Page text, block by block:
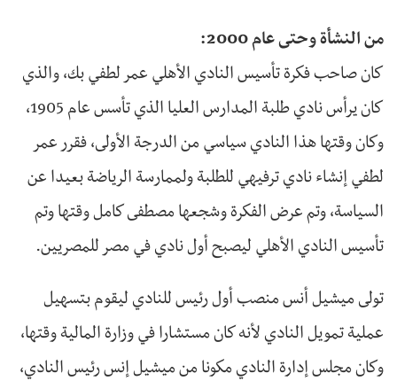
من النشأة وحتى عام 2000:
كان صاحب فكرة تأسيس النادي الأهلي عمر لطفي بك، والذي
كان يرأس نادي طلبة المدارس العليا الذي تأسس عام 1905،
وكان وقتها هذا النادي سياسي من الدرجة الأولى، فقرر عمر
لطفي إنشاء نادي ترفيهي للطلبة ولممارسة الرياضة بعيدا عن
السياسة، وتم عرض الفكرة وشجعها مصطفى كامل وقتها وتم
تأسيس النادي الأهلي ليصبح أول نادي في مصر للمصريين.
تولى ميشيل أنس منصب أول رئيس للنادي ليقوم بتسهيل
عملية تمويل النادي لأنه كان مستشارا في وزارة المالية وقتها،
وكان مجلس إدارة النادي مكونا من ميشيل إنس رئيس النادي،